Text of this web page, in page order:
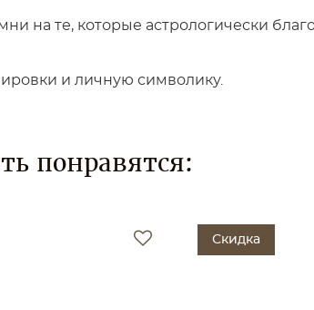
на те, которые астрологически
и личную символику.
понравятся:
Скидка